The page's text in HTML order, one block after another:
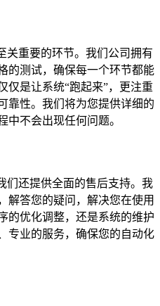
关重要的环节。我们公司拥有
的测试，确保每一个环节都能
仅是让系统“跑起来”，更注重
靠性。我们将为您提供详细的
中不会出现任何问题。
们还提供全面的售后支持。我
解答您的疑问，解决您在使用
的优化调整，还是系统的维护
专业的服务，确保您的自动化